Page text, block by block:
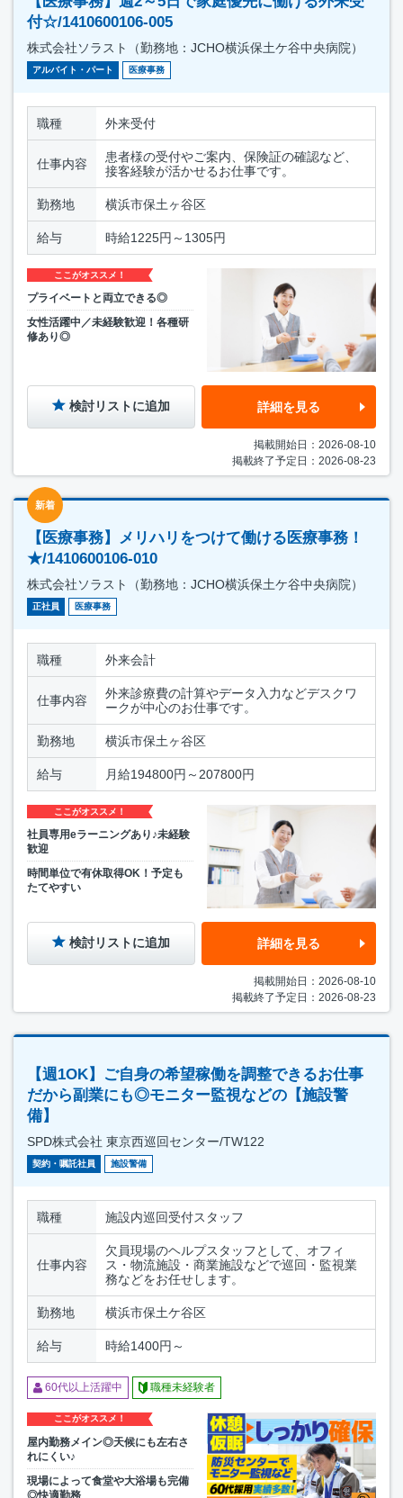
付☆/1410600106-005
株式会社ソラスト（勤務地：JCHO横浜保土ケ谷中央病院）
アルバイト・パート 医療事務
職種 外来受付
仕事内容
患者様の受付やご案内、保険証の確認など、
接客経験が活かせるお仕事です。
勤務地 横浜市保土ヶ谷区
給与 時給1225円～1305円
ここがオススメ！
プライベートと両立できる◎
女性活躍中／未経験歓迎！各種研
修あり◎
検討リストに追加 詳細を見る
掲載開始日：2026-08-10
掲載終了予定日：2026-08-23
新着
【医療事務】メリハリをつけて働ける医療事務！
★/1410600106-010
株式会社ソラスト（勤務地：JCHO横浜保土ケ谷中央病院）
正社員 医療事務
職種 外来会計
仕事内容
外来診療費の計算やデータ入力などデスクワ
ークが中心のお仕事です。
勤務地 横浜市保土ヶ谷区
給与 月給194800円～207800円
ここがオススメ！
社員専用eラーニングあり♪未経験
歓迎
時間単位で有休取得OK！予定も
たてやすい
検討リストに追加 詳細を見る
掲載開始日：2026-08-10
掲載終了予定日：2026-08-23
【週1OK】ご自身の希望稼働を調整できるお仕事
だから副業にも◎モニター監視などの【施設警
備】
SPD株式会社 東京西巡回センター/TW122
契約・嘱託社員 施設警備
職種 施設内巡回受付スタッフ
仕事内容
欠員現場のヘルプスタッフとして、オフィ
ス・物流施設・商業施設などで巡回・監視業
務などをお任せします。
勤務地 横浜市保土ケ谷区
給与 時給1400円～
60代以上活躍中 職種未経験者
ここがオススメ！
屋内勤務メイン◎天候にも左右さ
れにくい♪
現場によって食堂や大浴場も完備
◎快適勤務